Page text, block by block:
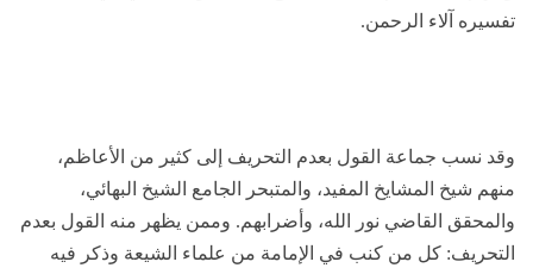
تفسيره آلاء الرحمن.
وقد نسب جماعة القول بعدم التحريف إلى كثير من الأعاظم،
منهم شيخ المشايخ المفيد، والمتبحر الجامع الشيخ البهائي،
والمحقق القاضي نور الله، وأضرابهم. وممن يظهر منه القول بعدم
التحريف: كل من كنب في الإمامة من علماء الشيعة وذكر فيه